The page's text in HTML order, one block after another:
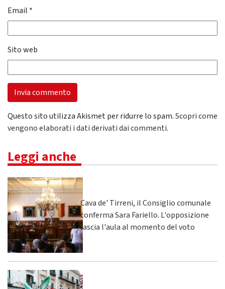
Email *
Sito web
Questo sito utilizza Akismet per ridurre lo spam.Scopri come
vengono elaborati i dati derivati dai commenti.
Leggi anche
Cava de' Tirreni, il Consiglio comunale
conferma Sara Fariello. L'opposizione
lascia l'aula al momento del voto